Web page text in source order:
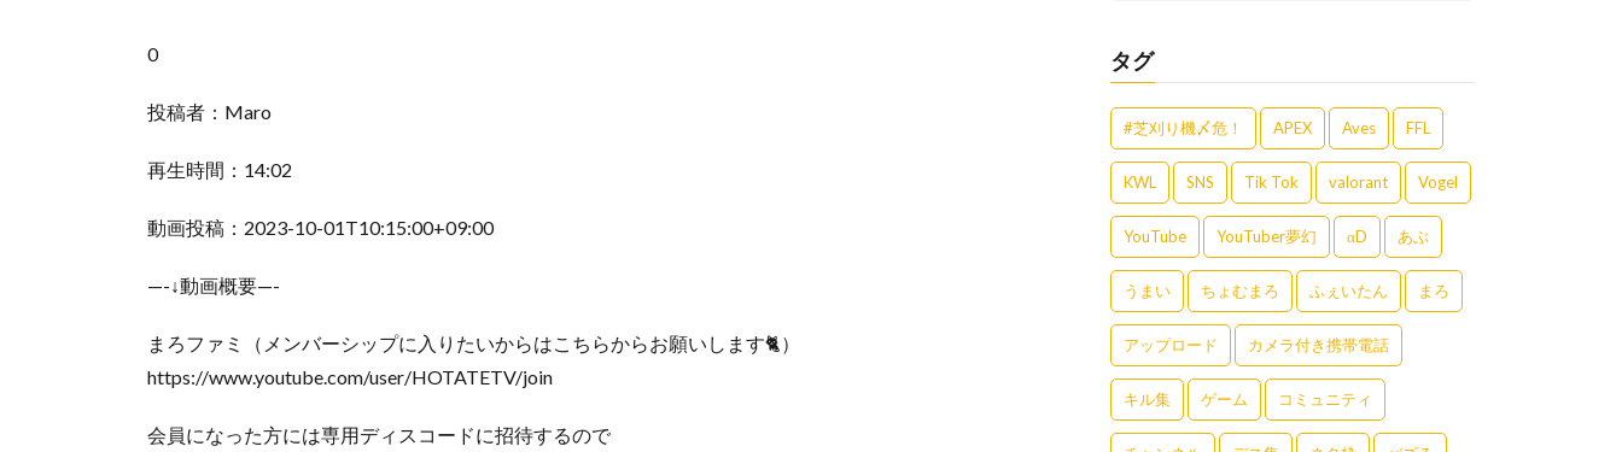
0
投稿者：Maro
再生時間：14:02
動画投稿：2023-10-01T10:15:00+09:00
—-↓動画概要—-
まろファミ（メンバーシップに入りたいからはこちらからお願いします🐈）
https://www.youtube.com/user/HOTATETV/join
会員になった方には専用ディスコードに招待するので
タグ
#芝刈り機〆危！ APEX Aves FFL
KWL SNS Tik Tok valorant Vogel
YouTube YouTuber夢幻 αD あぶ
うまい ちょむまろ ふぇいたん まろ
アップロード カメラ付き携帯電話
キル集 ゲーム コミュニティ